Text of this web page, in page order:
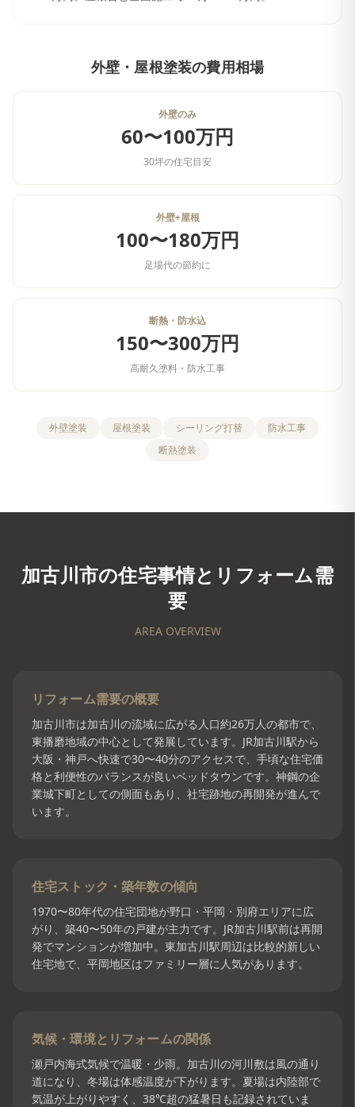
外壁・屋根塗装の費用相場
外壁のみ
60〜100万円
30坪の住宅目安
外壁+屋根
100〜180万円
足場代の節約に
断熱・防水込
150〜300万円
高耐久塗料・防水工事
外壁塗装 屋根塗装 シーリング打替
防水工事
断熱塗装
加古川市の住宅事情とリフォーム需
要
AREA OVERVIEW
リフォーム需要の概要
加古川市は加古川の流域に広がる人口約26万人の都市で、
東播磨地域の中心として発展しています。JR加古川駅から
大阪・神戸へ快速で30〜40分のアクセスで、手頃な住宅価
格と利便性のバランスが良いベッドタウンです。神鋼の企
業城下町としての側面もあり、社宅跡地の再開発が進んで
います。
住宅ストック・築年数の傾向
1970〜80年代の住宅団地が野口・平岡・別府エリアに広
がり、築40〜50年の戸建が主力です。JR加古川駅前は再開
発でマンションが増加中。東加古川駅周辺は比較的新しい
住宅地で、平岡地区はファミリー層に人気があります。
気候・環境とリフォームの関係
瀬戸内海式気候で温暖・少雨。加古川の河川敷は風の通り
道になり、冬場は体感温度が下がります。夏場は内陸部で
気温が上がりやすく、38℃超の猛暑日も記録されていま